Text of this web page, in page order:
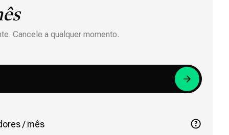
Cancele a qualquer momento.
/ mês